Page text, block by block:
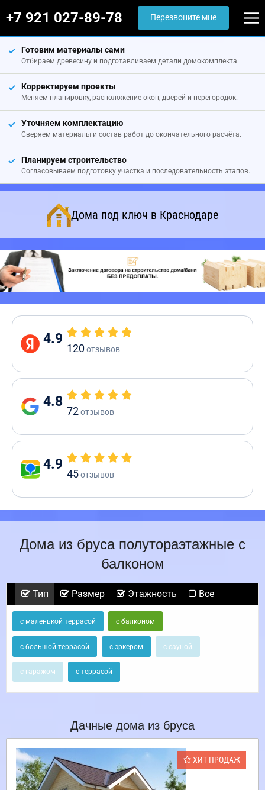
+7 921 027-89-78 Перезвоните мне
Готовим материалы сами
Отбираем древесину и подготавливаем детали домокомплекта.
Корректируем проекты
Меняем планировку, расположение окон, дверей и перегородок.
Уточняем комплектацию
Сверяем материалы и состав работ до окончательного расчёта.
Планируем строительство
Согласовываем подготовку участка и последовательность этапов.
Дома под ключ в Краснодаре
4.9
120отзывов
4.8
72отзывов
4.9
45отзывов
Дома из бруса полутораэтажные с
балконом
Тип Размер Этажность Все
с маленькой террасой с балконом
с большой террасой с эркером с сауной
с гаражом с террасой
Дачные дома из бруса
ХИТ ПРОДАЖ